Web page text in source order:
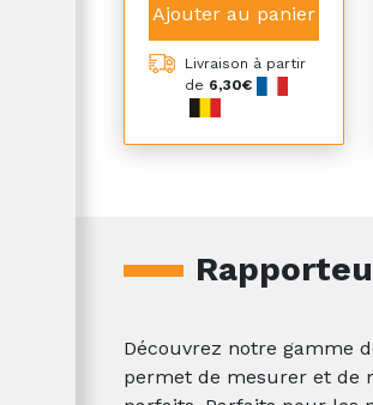
Ajouter au panier
Livraison à partir
de 6,30€
Découvrez notre gamme
permet de mesurer et de